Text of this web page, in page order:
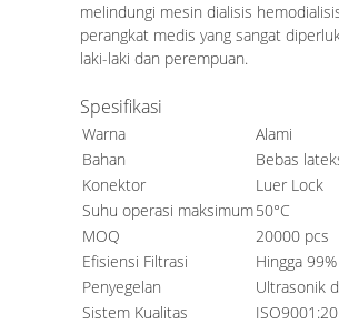
melindungi mesin dialisis
perangkat medis yang sangat
laki-laki dan perempuan.
Spesifikasi
Warna
Alami
Bahan
Bebas
Konektor
Luer Lock
Suhu operasi maksimum50°C
MOQ
20000 pcs
Efisiensi Filtrasi
Hingga 99%
Penyegelan
Ultrasonik
Sistem Kualitas